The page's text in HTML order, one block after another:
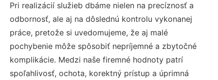
Pri realizácií služieb dbáme nielen na precíznosť a
odbornosť, ale aj na dôslednú kontrolu vykonanej
práce, pretože si uvedomujeme, že aj malé
pochybenie môže spôsobiť nepríjemné a zbytočné
komplikácie. Medzi naše firemné hodnoty patrí
spoľahlivosť, ochota, korektný prístup a úprimná